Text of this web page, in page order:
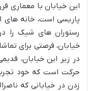
این خیابان با معماری
پاریسی است، خانه های
رستوران های شیک را
خیابان، فرصتی برای
حرکت است که خود
زدن در خیابانی که